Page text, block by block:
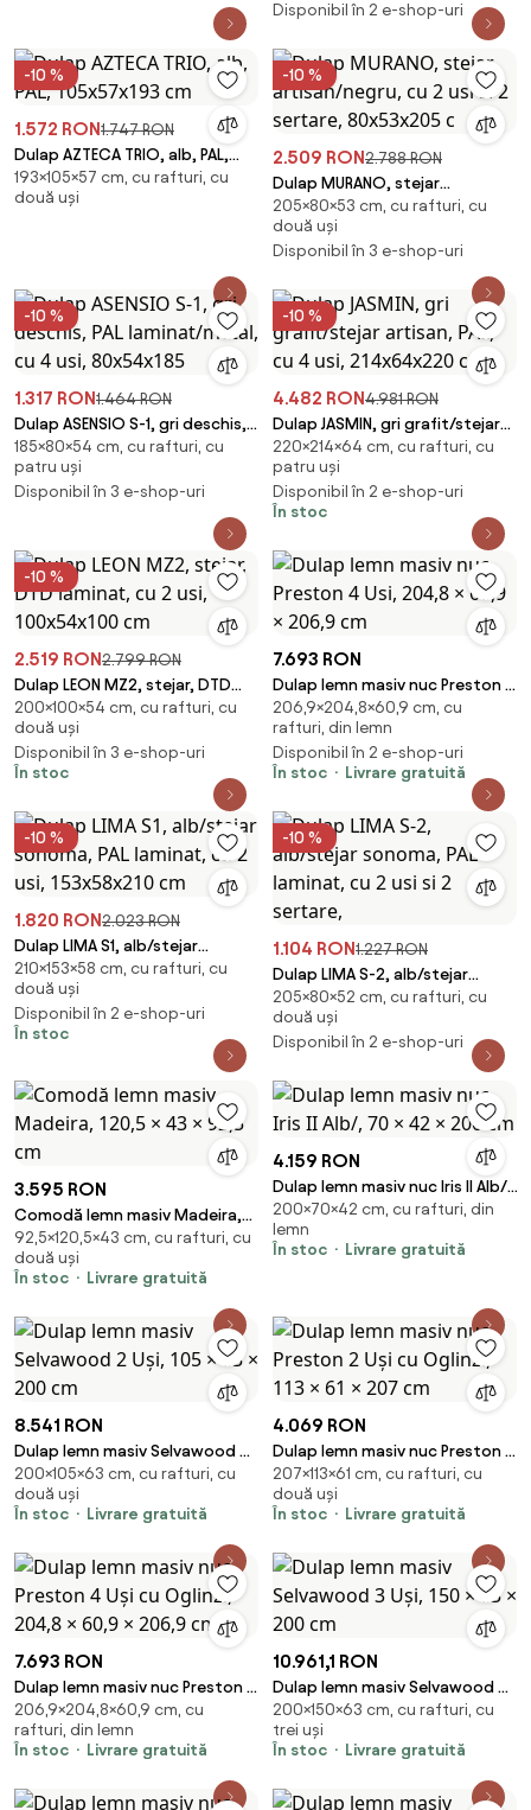
Disponibil în 2 e-shop-uri
-10 %
1.572 RON1.747 RON
Dulap AZTECA TRIO, alb, PAL,
105x57x193 cm
193×105×57 cm, cu rafturi, cu
două uși
-10 %
2.509 RON2.788 RON
Dulap MURANO, stejar
artisan/negru, cu 2 usi si 2
sertare, 80x53x205 c
205×80×53 cm, cu rafturi, cu
două uși
Disponibil în 3 e-shop-uri
-10 %
1.317 RON1.464 RON
Dulap ASENSIO S-1, gri deschis,
PAL laminat/metal, cu 4 usi,
80x54x185
185×80×54 cm, cu rafturi, cu
patru uși
Disponibil în 3 e-shop-uri
-10 %
4.482 RON4.981 RON
Dulap JASMIN, gri grafit/stejar
artisan, PAL, cu 4 usi,
214x64x220 cm
220×214×64 cm, cu rafturi, cu
patru uși
Disponibil în 2 e-shop-uri
În stoc
-10 %
2.519 RON2.799 RON
Dulap LEON MZ2, stejar, DTD
laminat, cu 2 usi, 100x54x100
cm
200×100×54 cm, cu rafturi, cu
două uși
Disponibil în 3 e-shop-uri
În stoc
7.693 RON
Dulap lemn masiv nuc Preston 4
Usi, 204,8 × 60,9 × 206,9 cm
206,9×204,8×60,9 cm, cu
rafturi, din lemn
Disponibil în 2 e-shop-uri
În stoc
Livrare gratuită
-10 %
1.820 RON2.023 RON
Dulap LIMA S1, alb/stejar
sonoma, PAL laminat, cu 2 usi,
153x58x210 cm
210×153×58 cm, cu rafturi, cu
două uși
Disponibil în 2 e-shop-uri
În stoc
-10 %
1.104 RON1.227 RON
Dulap LIMA S-2, alb/stejar
sonoma, PAL laminat, cu 2 usi si
2 sertare,
205×80×52 cm, cu rafturi, cu
două uși
Disponibil în 2 e-shop-uri
3.595 RON
Comodă lemn masiv Madeira,
120,5 × 43 × 92,5 cm
92,5×120,5×43 cm, cu rafturi, cu
două uși
În stoc
Livrare gratuită
4.159 RON
Dulap lemn masiv nuc Iris II Alb/,
70 × 42 × 200 cm
200×70×42 cm, cu rafturi, din
lemn
În stoc
Livrare gratuită
8.541 RON
Dulap lemn masiv Selvawood 2
Uși, 105 × 63 × 200 cm
200×105×63 cm, cu rafturi, cu
două uși
În stoc
Livrare gratuită
4.069 RON
Dulap lemn masiv nuc Preston 2
Uși cu Oglinzi, 113 × 61 × 207 cm
207×113×61 cm, cu rafturi, cu
două uși
În stoc
Livrare gratuită
7.693 RON
Dulap lemn masiv nuc Preston 4
Uși cu Oglinzi, 204,8 × 60,9 ×
206,9 cm
206,9×204,8×60,9 cm, cu
rafturi, din lemn
În stoc
Livrare gratuită
10.961,1 RON
Dulap lemn masiv Selvawood 3
Uși, 150 × 63 × 200 cm
200×150×63 cm, cu rafturi, cu
trei uși
În stoc
Livrare gratuită